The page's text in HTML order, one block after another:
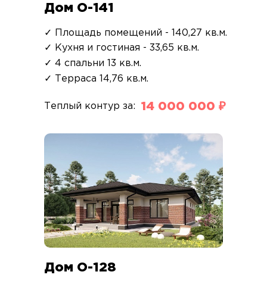
Дом О-128
Теплый контур за:
✓ Терраса 14,76 кв.м.
✓ 4 спальни 13 кв.м.
✓ Кухня и гостиная - 33,65 кв.м.
✓ Площадь помещений - 140,27 кв.м.
14 000 000 ₽
Дом О-141